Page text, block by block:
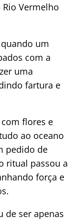
Vermelho
um
com a
uma
fartura e
flores e
ao oceano
pedido de
ritual passou a
força e
de ser apenas